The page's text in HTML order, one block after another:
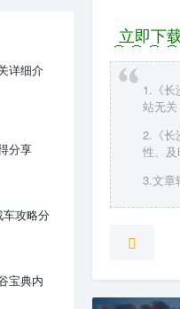
立即下
1.《长
站无关
2.《长
性、及
3.文章
详细介
分享
车攻略分
宝典内